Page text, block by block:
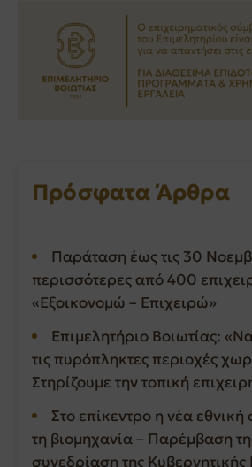
Πρόσφατα Άρθρα
Παράταση έως τις 30
περισσότερες από 400
«Εξοικονομώ – Επιχειρώ»
Επιμελητήριο Βοιωτίας:
τις πυρόπληκτες περιοχές
Στηρίζουμε την τοπική
Στο επίκεντρο η νέα εθνική
τη βιομηχανία – Παρέμβαση
συνεδρίαση της Κυβερνητικής